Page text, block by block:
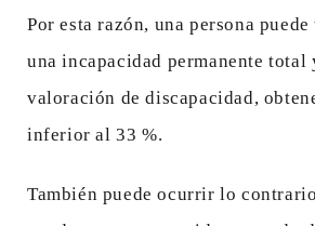
Por esta razón, una persona
una incapacidad permanente
valoración de discapacidad,
inferior al 33 %.
También puede ocurrir lo